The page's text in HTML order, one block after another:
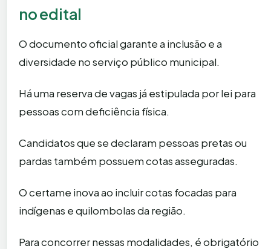
no edital
O documento oficial garante a inclusão e a
diversidade no serviço público municipal.
Há uma reserva de vagas já estipulada por lei para
pessoas com deficiência física.
Candidatos que se declaram pessoas pretas ou
pardas também possuem cotas asseguradas.
O certame inova ao incluir cotas focadas para
indígenas e quilombolas da região.
Para concorrer nessas modalidades, é obrigatório